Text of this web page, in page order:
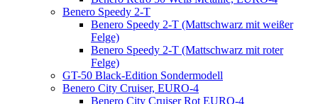
Benero Speedy 2-T
Benero Speedy 2-T (Mattschwarz mit weißer
Felge)
Benero Speedy 2-T (Mattschwarz mit roter
Felge)
GT-50 Black-Edition Sondermodell
Benero City Cruiser, EURO-4
Benero City Cruiser Rot EURO-4